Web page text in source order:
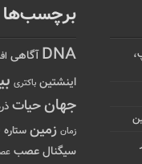
برچسب‌ها
DNA آگاهی
اینشتین باکتری
جهانحیات
زمان زمین ستاره
سیگنالعصب